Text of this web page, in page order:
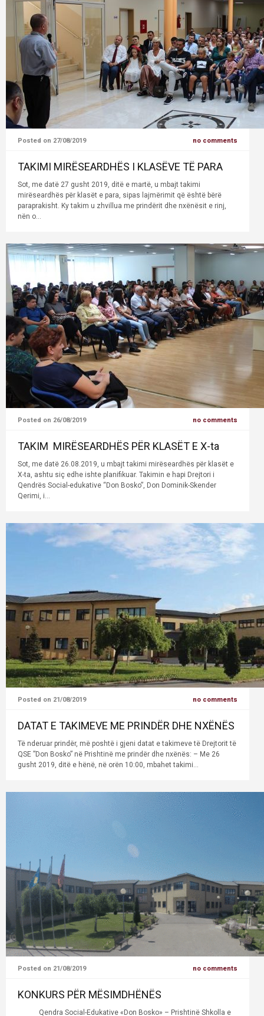
Posted on 27/08/2019 no comments
TAKIMI MIRËSEARDHËS I KLASËVE TË PARA
Sot, me datë 27 gusht 2019, ditë e martë, u mbajt takimi
mirëseardhës për klasët e para, sipas lajmërimit që është bërë
paraprakisht. Ky takim u zhvillua me prindërit dhe nxënësit e rinj,
nën o...
Posted on 26/08/2019 no comments
TAKIM MIRËSEARDHËS PËR KLASËT E X-ta
Sot, me datë 26.08.2019, u mbajt takimi mirëseardhës për klasët e
X-ta, ashtu siç edhe ishte planifikuar. Takimin e hapi Drejtori i
Qendrës Social-edukative “Don Bosko”, Don Dominik-Skender
Qerimi, i...
Posted on 21/08/2019 no comments
DATAT E TAKIMEVE ME PRINDËR DHE NXËNËS
Të nderuar prindër, më poshtë i gjeni datat e takimeve të Drejtorit të
QSE ”Don Bosko” në Prishtinë me prindër dhe nxënës: – Me 26
gusht 2019, ditë e hënë, në orën 10:00, mbahet takimi...
Posted on 21/08/2019 no comments
KONKURS PËR MËSIMDHËNËS
Qendra Social-Edukative «Don Bosko» – Prishtinë Shkolla e